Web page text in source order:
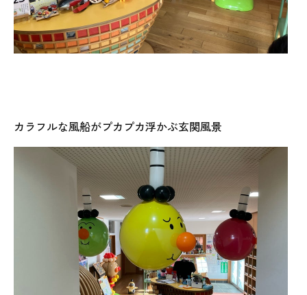
カラフルな風船がプカプカ浮かぶ玄関風景